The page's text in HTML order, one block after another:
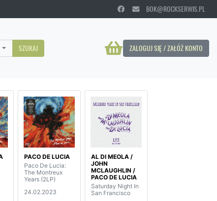
BOK@ROCKSERWIS.PL
ZALOGUJ SIĘ / ZAŁÓŻ KONTO
SZUKAJ
PACO DE LUCIA
Paco De Lucia:
The Montreux
Years (2LP)
24.02.2023
AL DI MEOLA /
JOHN
MCLAUGHLIN /
PACO DE LUCIA
Saturday Night In
San Francisco